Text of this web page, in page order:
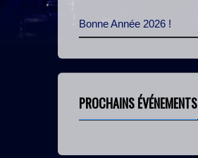
Bonne Année 2026 !
PROCHAINS ÉVÉNEMENTS